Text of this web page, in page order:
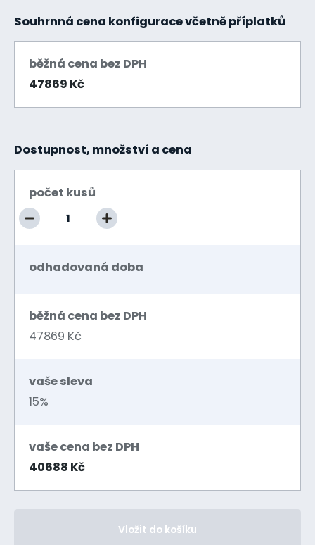
Souhrnná cena konfigurace včetně příplatků
běžná cena bez DPH
47869 Kč
Dostupnost, množství a cena
počet kusů
odhadovaná doba
běžná cena bez DPH
47869 Kč
vaše sleva
15%
vaše cena bez DPH
40688 Kč
Vložit do košíku